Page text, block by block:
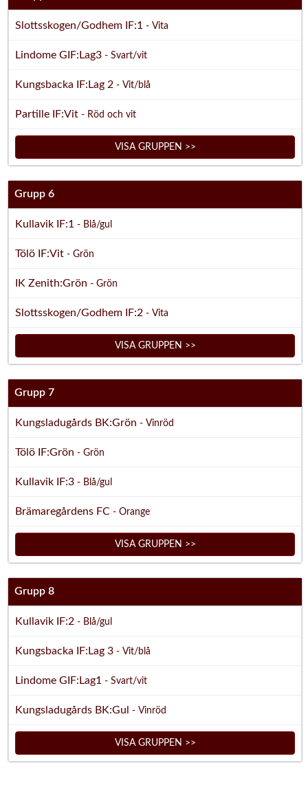
Slottsskogen/Godhem IF:1 - Vita
Lindome GIF:Lag3 - Svart/vit
Kungsbacka IF:Lag 2 - Vit/blå
Partille IF:Vit - Röd och vit
VISA GRUPPEN >>
Grupp 6
Kullavik IF:1 - Blå/gul
Tölö IF:Vit - Grön
IK Zenith:Grön - Grön
Slottsskogen/Godhem IF:2 - Vita
VISA GRUPPEN >>
Grupp 7
Kungsladugårds BK:Grön - Vinröd
Tölö IF:Grön - Grön
Kullavik IF:3 - Blå/gul
Brämaregårdens FC - Orange
VISA GRUPPEN >>
Grupp 8
Kullavik IF:2 - Blå/gul
Kungsbacka IF:Lag 3 - Vit/blå
Lindome GIF:Lag1 - Svart/vit
Kungsladugårds BK:Gul - Vinröd
VISA GRUPPEN >>